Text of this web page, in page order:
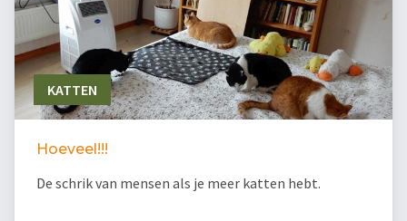
KATTEN
Hoeveel!!!
De schrik van mensen als je meer katten hebt.